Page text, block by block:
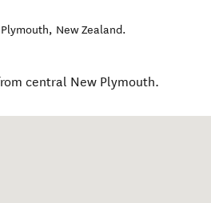
, New Zealand.
central New Plymouth.